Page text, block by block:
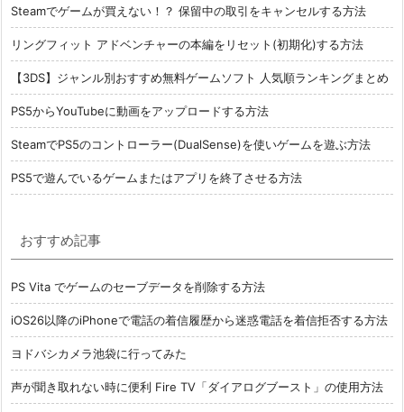
Steamでゲームが買えない！？ 保留中の取引をキャンセルする方法
リングフィット アドベンチャーの本編をリセット(初期化)する方法
【3DS】ジャンル別おすすめ無料ゲームソフト 人気順ランキングまとめ
PS5からYouTubeに動画をアップロードする方法
SteamでPS5のコントローラー(DualSense)を使いゲームを遊ぶ方法
PS5で遊んでいるゲームまたはアプリを終了させる方法
おすすめ記事
PS Vita でゲームのセーブデータを削除する方法
iOS26以降のiPhoneで電話の着信履歴から迷惑電話を着信拒否する方法
ヨドバシカメラ池袋に行ってみた
声が聞き取れない時に便利 Fire TV「ダイアログブースト」の使用方法